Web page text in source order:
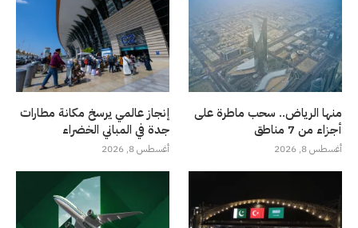
منها الرياض.. سحب ماطرة على
أجزاء من 7 مناطق
أغسطس 8, 2026
إنجاز عالمي يرسخ مكانة مطارات
جدة في المباني الخضراء
أغسطس 8, 2026